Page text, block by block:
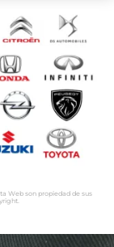
Web son propiedad de sus